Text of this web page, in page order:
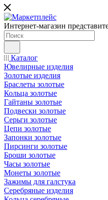
Интернет-магазин
Каталог
Ювелирные изделия
Золотые изделия
Браслеты золотые
Кольца золотые
Гайтаны золотые
Подвески золотые
Серьги золотые
Цепи золотые
Запонки золотые
Пирсинги золотые
Броши золотые
Часы золотые
Монеты золотые
Зажимы для галстука
Серебряные изделия